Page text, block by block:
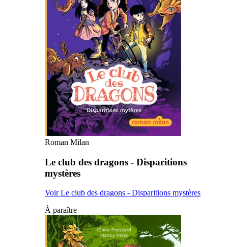
Roman Milan
Le club des dragons - Disparitions
mystères
Voir Le club des dragons - Disparitions mystères
À paraître